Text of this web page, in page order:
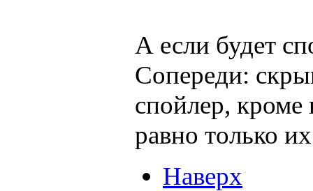
А если будет
Сопереди:
спойлер, кроме
равно только
Наверх